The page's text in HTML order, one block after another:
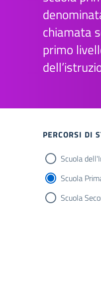
chiamata
primo
Filtri
PERCORSI DI
Scuola
Scuola
Scuola